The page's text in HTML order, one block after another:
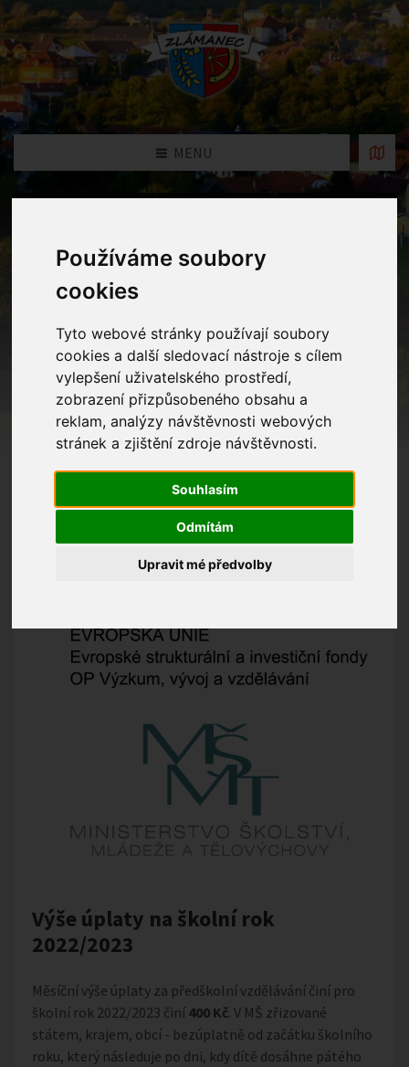
Používáme soubory
cookies
Tyto webové stránky používají soubory
cookies a další sledovací nástroje s cílem
vylepšení uživatelského prostředí,
zobrazení přizpůsobeného obsahu a
reklam, analýzy návštěvnosti webových
stránek a zjištění zdroje návštěvnosti.
Souhlasím
Odmítám
Upravit mé předvolby
MENU
Projekt VÝZVA 80 V MŠ ZLÁMANEC
CZ.02.3.X/0.0/0.0/20_080/0017190
je spolufinancován Evropskou unií.
Zlepšení kvality předškolního vzdělávání včetně
Výše úplaty na školní rok
2022/2023
Měsíční výše úplaty za předškolní vzdělávání činí pro
školní rok 2022/2023 činí 400 Kč. V MŠ zřizované
státem, krajem, obcí - bezúplatně od začátku školního
roku, který následuje po dni, kdy dítě dosáhne pátého